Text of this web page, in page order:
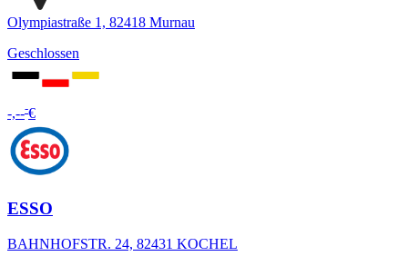
Olympiastraße 1, 82418 Murnau
Geschlossen
-,---€
ESSO
BAHNHOFSTR. 24, 82431 KOCHEL